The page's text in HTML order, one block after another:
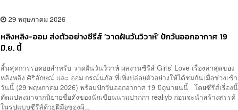
29 พฤษภาคม 2026
หลิงหลิง-ออม ส่งตัวอย่างซีรีส์ ‘วาดฝันวันวิวาห์’ ปักวันออกอากาศ 19
มิ.ย. นี้
สิ้นสุดการรอคอยสำหรับ วาดฝันวันวิวาห์ ผลงานซีรีส์ Girls’ Love เรื่องล่าสุดของ
หลิงหลิง ศิริลักษณ์ และ ออม กรณ์นภัส ที่เพิ่งปล่อยตัวอย่างให้ได้ชมกันเมื่อช่วงเช้า
วันนี้ (29 พฤษภาคม 2026) พร้อมปักวันออกอากาศ 19 มิถุนายนนี้ โดยซีรีส์เรื่องนี้
ดัดแปลงมาจากนิยายชื่อดังของนักเขียนนามปากกา reallyb ก่อนจะนำสร้างสรรค์
ในรูปแบบซีรีส์ด้วยฝีมือของผู้...